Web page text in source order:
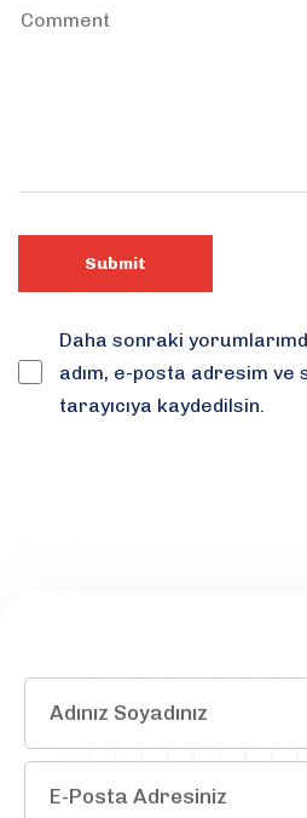
Daha sonraki
adım, e-posta adresim ve
tarayıcıya kaydedilsin.